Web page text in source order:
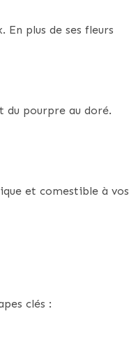
plus de ses fleurs
du pourpre au doré.
et comestible à vos
clés :